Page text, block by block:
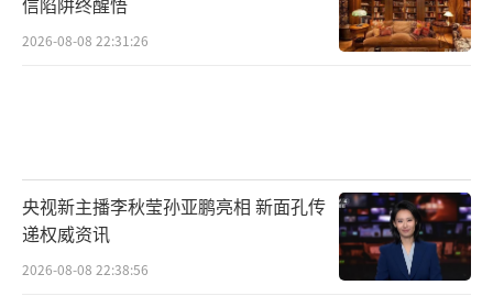
2026-08-08 22:31:26
央视新主播李秋莹孙亚鹏亮相 新面孔传
递权威资讯
2026-08-08 22:38:56